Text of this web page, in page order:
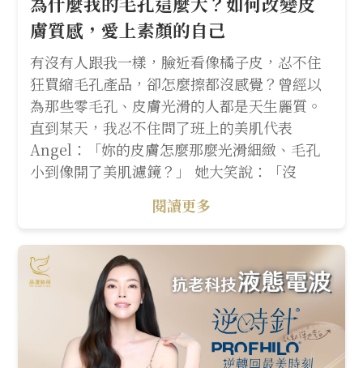
膚質感，愛上素顏的自己
有沒有人跟我一樣，臉近看像橘子皮，忍不住
狂買縮毛孔產品，卻怎麼擦都沒感覺？曾經以
為那些零毛孔、皮膚光滑的人都是天生麗質。
直到某天，我忍不住問了班上的美肌代表
Angel：「妳的皮膚怎麼那麼光滑細緻、毛孔
小到像開了美肌濾鏡？」 她大笑說：「沒
閱讀更多